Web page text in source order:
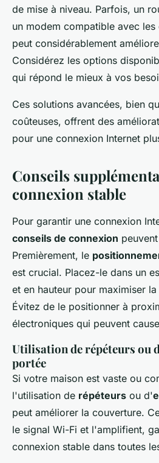
de mise à niveau. Parfois, un
un modem compatible avec les
peut considérablement
Considérez les options
qui répond le mieux à vos
Ces solutions avancées, bien
coûteuses, offrent des
pour une connexion Internet
Conseils
connexion stable
Pour garantir une connexion
conseils de connexion
Premièrement, le
est crucial. Placez-le dans un
et en hauteur pour maximiser
Évitez de le positionner à
électroniques qui peuvent
Utilisation de répéteurs ou
portée
Si votre maison est vaste ou
l'utilisation de répéteurs ou d'
peut améliorer la couverture.
le signal Wi-Fi et l'amplifient,
connexion stable dans toutes